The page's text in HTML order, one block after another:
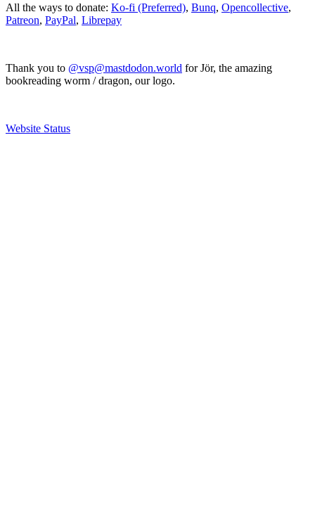
All the ways to donate: Ko-fi (Preferred), Bunq, Opencollective,
Patreon, PayPal, Librepay
Thank you to @vsp@mastdodon.world for Jör, the amazing
bookreading worm / dragon, our logo.
Website Status